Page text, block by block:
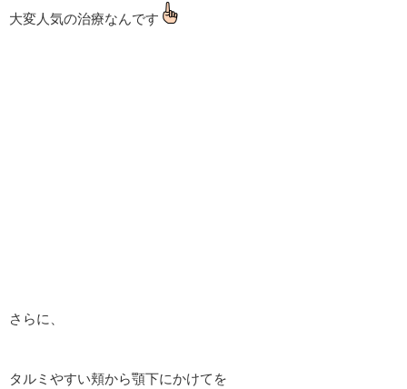
大変人気の治療なんです
さらに、
タルミやすい頬から顎下にかけてを